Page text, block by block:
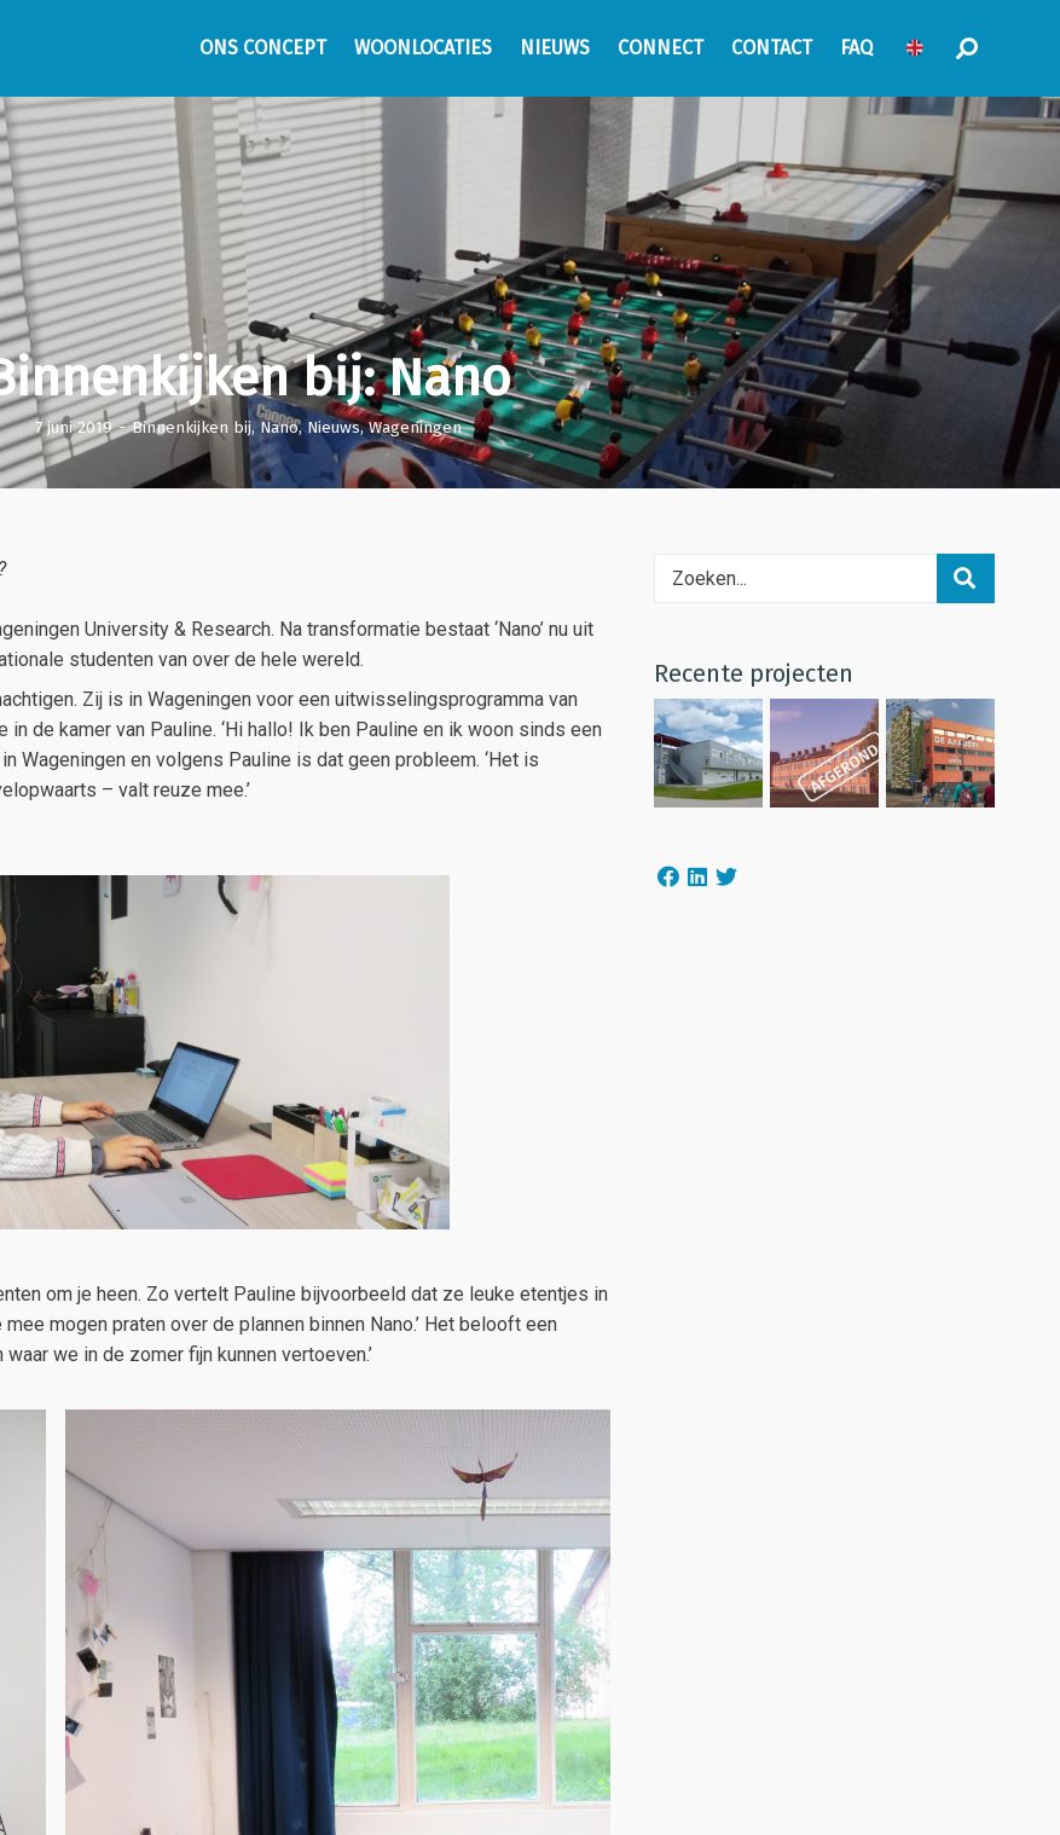
ONS CONCEPT WOONLOCATIES NIEUWS CONNECT CONTACT FAQ
bij: Nano
7 juni 2019 - Binnenkijken bij,Nano,Nieuws,Wageningen
University & Research. Na transformatie bestaat ‘Nano’ nu uit
studenten van over de hele wereld.
Zij is in Wageningen voor een uitwisselingsprogramma van
in de kamer van Pauline. ‘Hi hallo! Ik ben Pauline en ik woon sinds een
Wageningen en volgens Pauline is dat geen probleem. ‘Het is
– valt reuze mee.’
om je heen. Zo vertelt Pauline bijvoorbeeld dat ze leuke etentjes in
mogen praten over de plannen binnen Nano.’ Het belooft een
we in de zomer fijn kunnen vertoeven.’
Recente projecten